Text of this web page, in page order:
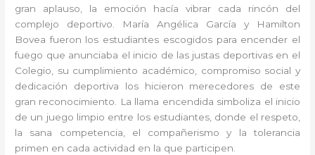
gran aplauso, la emoción hacía vibrar cada rincón del
complejo deportivo. María Angélica García y Hamilton
Bovea fueron los estudiantes escogidos para encender el
fuego que anunciaba el inicio de las justas deportivas en el
Colegio, su cumplimiento académico, compromiso social y
dedicación deportiva los hicieron merecedores de este
gran reconocimiento. La llama encendida simboliza el inicio
de un juego limpio entre los estudiantes, donde el respeto,
la sana competencia, el compañerismo y la tolerancia
primen en cada actividad en la que participen.